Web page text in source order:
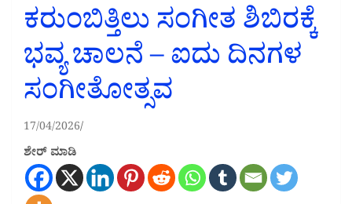
ಕರುಂಬಿತ್ತಿಲು ಸಂಗೀತ ಶಿಬಿರಕ್ಕೆ
ಭವ್ಯ ಚಾಲನೆ – ಐದು ದಿನಗಳ
ಸಂಗೀತೋತ್ಸವ
17/04/2026
ಶೇರ್ ಮಾಡಿ